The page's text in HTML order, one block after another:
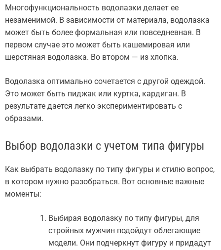
Многофункциональность водолазки делает ее
незаменимой. В зависимости от материала, водолазка
может быть более формальная или повседневная. В
первом случае это может быть кашемировая или
шерстяная водолазка. Во втором — из хлопка.
Водолазка оптимально сочетается с другой одеждой.
Это может быть пиджак или куртка, кардиган. В
результате дается легко экспериментировать с
образами.
Выбор водолазки с учетом типа фигуры
Как выбрать водолазку по типу фигуры и стилю вопрос,
в котором нужно разобраться. Вот основные важные
моменты:
Выбирая водолазку по типу фигуры, для
стройных мужчин подойдут облегающие
модели. Они подчеркнут фигуру и придадут